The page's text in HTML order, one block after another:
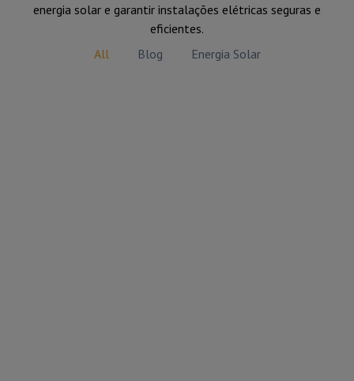
energia solar e garantir instalações elétricas seguras e
eficientes.
All
Blog Energia Solar